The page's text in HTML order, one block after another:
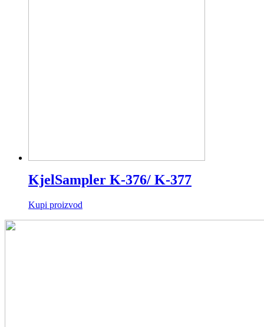
KjelSampler K-376/ K-377
Kupi proizvod